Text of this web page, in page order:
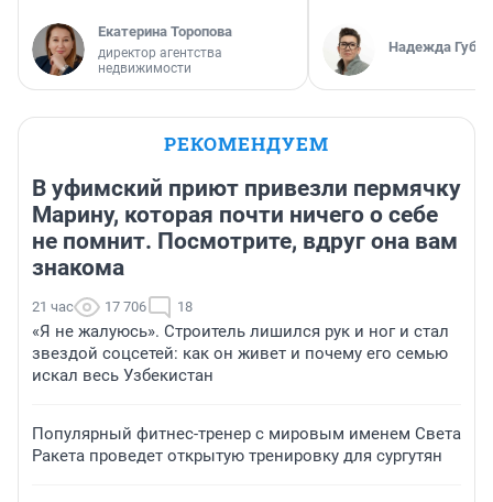
Екатерина Торопова
директор агентства
недвижимости
Надежда
РЕКОМЕНДУЕМ
В уфимский приют привезли пермячку
Марину, которая почти ничего о себе
не помнит. Посмотрите, вдруг она вам
знакома
21 час 17 706 18
«Я не жалуюсь». Строитель лишился рук и ног и стал
звездой соцсетей: как он живет и почему его семью
искал весь Узбекистан
Популярный фитнес-тренер с мировым именем Света
Ракета проведет открытую тренировку для сургутян